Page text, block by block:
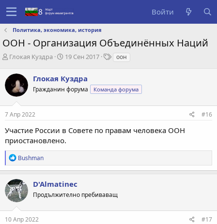
Войти
Политика, экономика, история
ООН - Организация Объединённых Наций
А
т
о
р
е
м
Глокая Куздра
Д
а
с
з
н
и
я
19 Сен 2017
Тоон
Глокая Куздра
Гражданин форума Команда форума
7 Апр 2022 #16
Участие России в Совете по правам человека ООН
приостановлено.
Р
е
а
к
ц
и
и
:
Bushman
D'Almatinec
Продължително пребиваващ
10 Апр 2022 #17